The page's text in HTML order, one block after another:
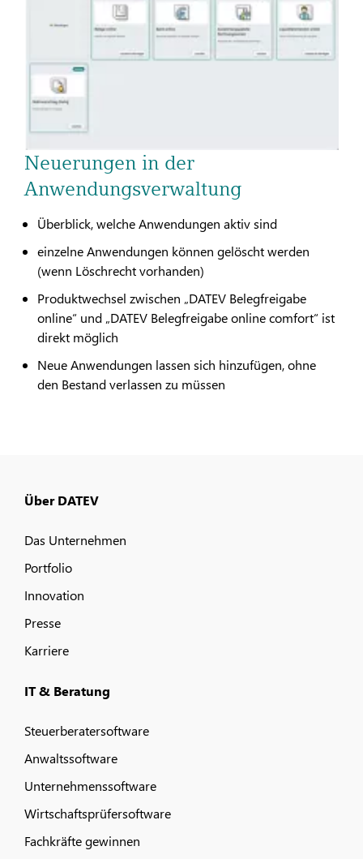
Neuerungen in der
Anwendungsverwaltung
Überblick, welche Anwendungen aktiv sind
einzelne Anwendungen können gelöscht werden
(wenn Löschrecht vorhanden)
Produktwechsel zwischen „DATEV Belegfreigabe
online“ und „DATEV Belegfreigabe online comfort“ ist
direkt möglich
Neue Anwendungen lassen sich hinzufügen, ohne
den Bestand verlassen zu müssen
Über DATEV
Das Unternehmen
Portfolio
Innovation
Presse
Karriere
IT & Beratung
Steuerberatersoftware
Anwaltssoftware
Unternehmenssoftware
Wirtschaftsprüfersoftware
Fachkräfte gewinnen